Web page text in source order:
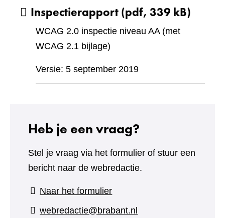
Inspectierapport(pdf, 339 kB)
WCAG 2.0 inspectie niveau AA (met
WCAG 2.1 bijlage)
Versie: 5 september 2019
Heb je een vraag?
Stel je vraag via het formulier of stuur een
bericht naar de webredactie.
Naar het formulier(verwijst
naar
webredactie@brabant.nl